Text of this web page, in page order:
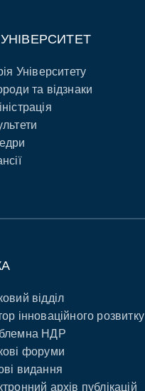
Університету
та відзнаки
відділ
інноваційного розвитку
НДР
форуми
видання
архів публікацій